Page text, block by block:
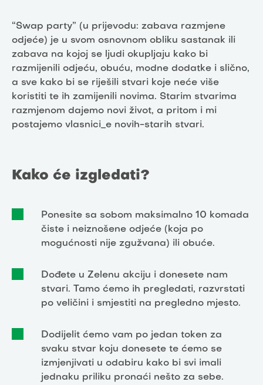
“Swap party” (u prijevodu: zabava razmjene
odjeće) je u svom osnovnom obliku sastanak ili
zabava na kojoj se ljudi okupljaju kako bi
razmijenili odjeću, obuću, modne dodatke i slično,
a sve kako bi se riješili stvari koje neće više
koristiti te ih zamijenili novima. Starim stvarima
razmjenom dajemo novi život, a pritom i mi
postajemo vlasnici_e novih-starih stvari.
Kako će izgledati?
Ponesite sa sobom maksimalno 10 komada
čiste i neiznošene odjeće (koja po
mogućnosti nije zgužvana) ili obuće.
Dođete u Zelenu akciju i donesete nam
stvari. Tamo ćemo ih pregledati, razvrstati
po veličini i smjestiti na pregledno mjesto.
Dodijelit ćemo vam po jedan token za
svaku stvar koju donesete te ćemo se
izmjenjivati u odabiru kako bi svi imali
jednaku priliku pronaći nešto za sebe.